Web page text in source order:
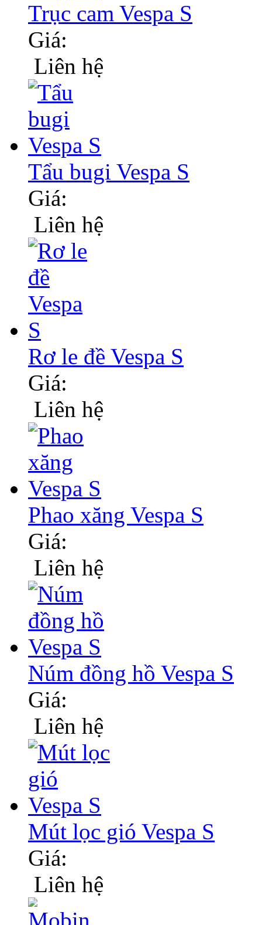
Trục cam Vespa S
Giá:
Liên hệ
Tẩu bugi Vespa S
Giá:
Liên hệ
Rơ le đề Vespa S
Giá:
Liên hệ
Phao xăng Vespa S
Giá:
Liên hệ
Núm đồng hồ Vespa S
Giá:
Liên hệ
Mút lọc gió Vespa S
Giá:
Liên hệ